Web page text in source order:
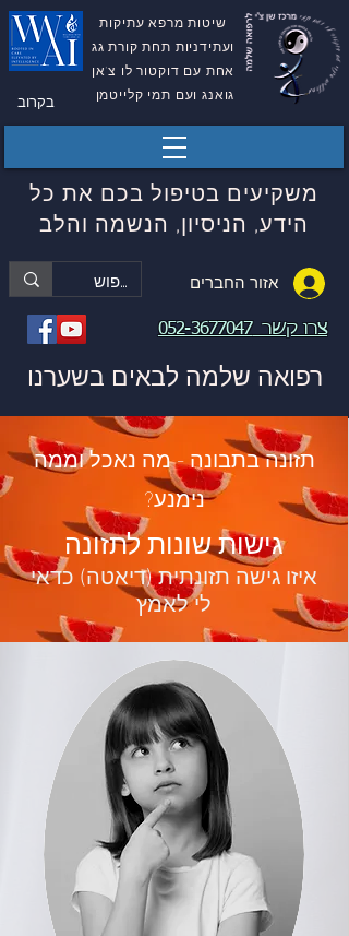
שיטות מרפא עתיקות
ועתידניות תחת קורת גג
אחת עם דוקטור לו צ'אן
גואנג ועם תמי קלייטמן
בקרוב
משקיעים בטיפול בכם את כל
הידע, הניסיון, הנשמה והלב
אזור החברים
צרו קשר052-3677047
רפואה שלמה לבאים בשערנו
תזונה בתבונה - מה נאכל וממה
נימנע?
גישות שונות לתזונה
איזו גישה תזונתית (דיאטה) כדאי
לי לאמץ